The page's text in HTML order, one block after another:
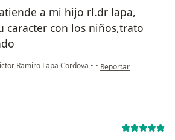
a mi hijo rl.dr lapa,
caracter con los niños,trato
Ramiro Lapa Cordova • • en opinión del
Reportar